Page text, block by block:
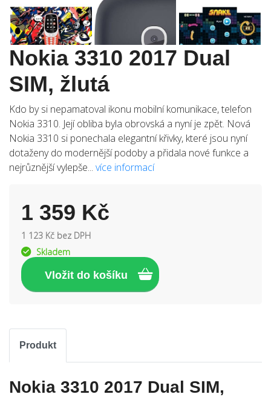
Nokia 3310 2017 Dual
SIM, žlutá
Kdo by si nepamatoval ikonu mobilní komunikace, telefon
Nokia 3310. Její obliba byla obrovská a nyní je zpět. Nová
Nokia 3310 si ponechala elegantní křivky, které jsou nyní
dotaženy do modernější podoby a přidala nové funkce a
nejrůznější vylepše... více informací
1 359 Kč
1 123 Kč bez DPH
Skladem
Produkt
Nokia 3310 2017 Dual SIM,